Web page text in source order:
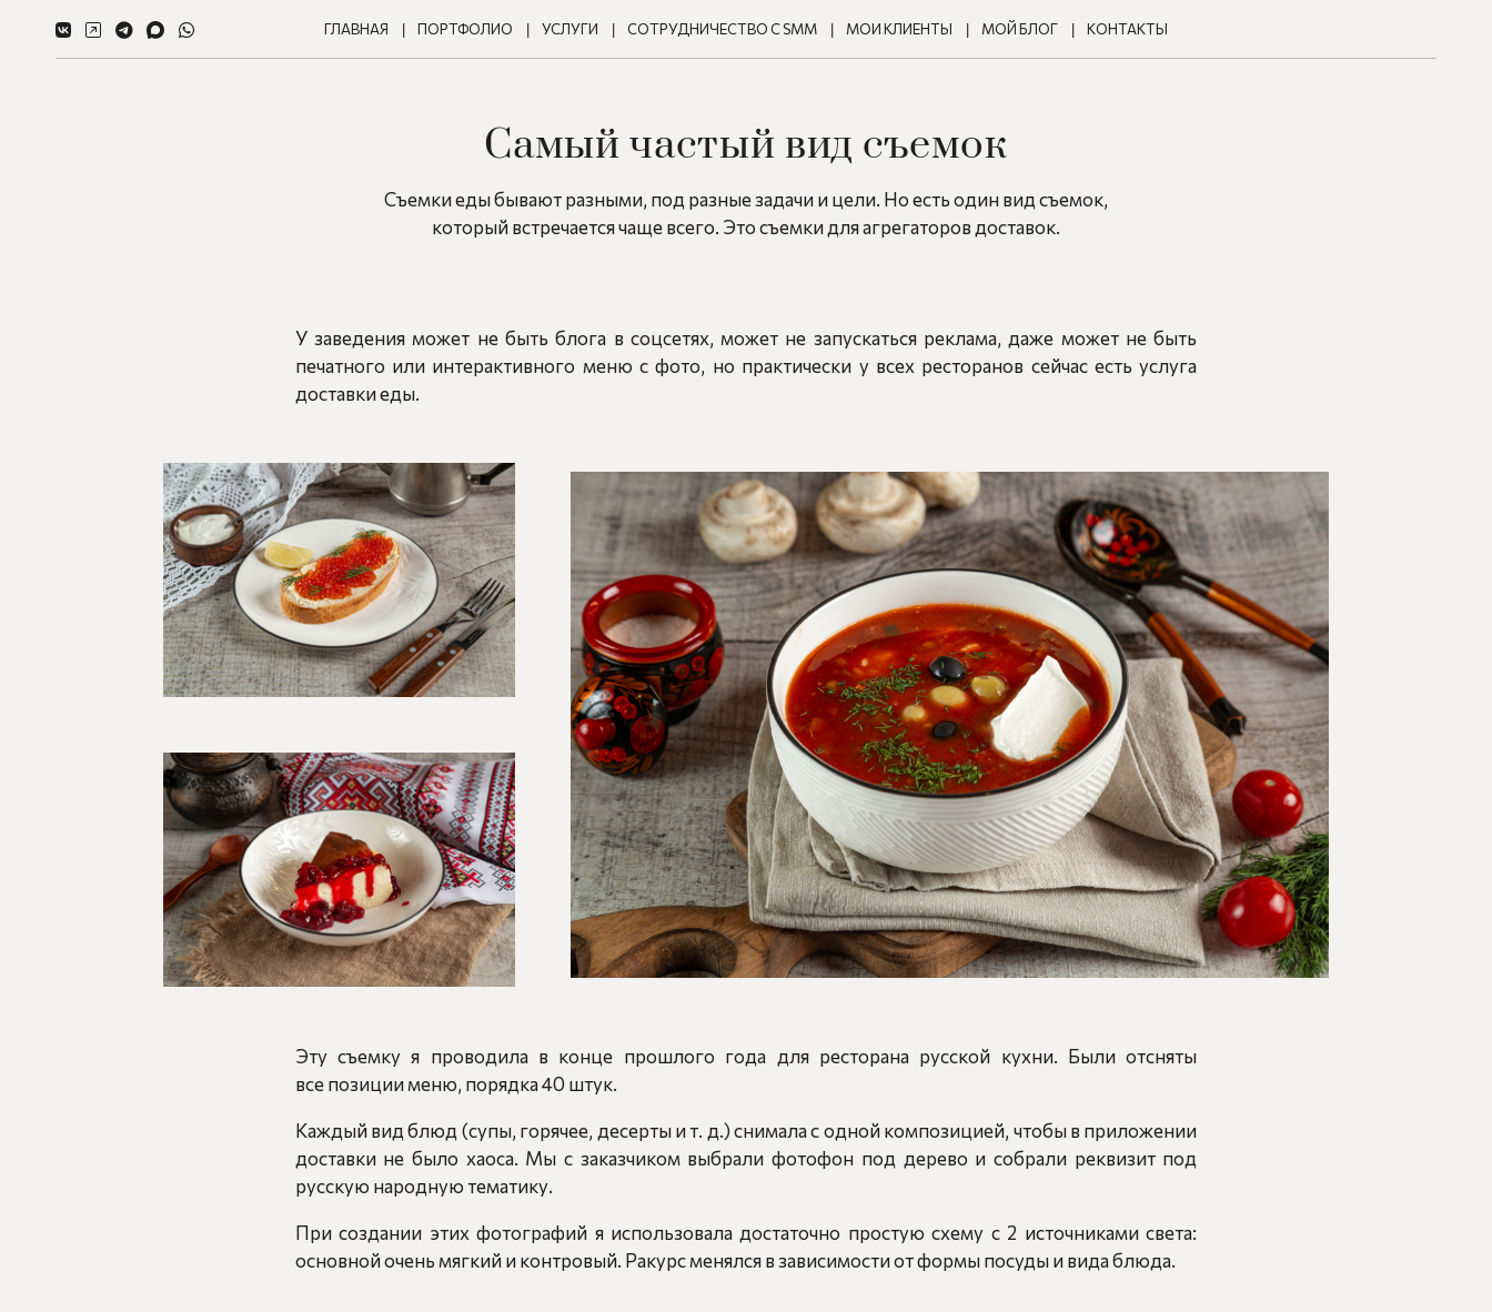
ГЛАВНАЯ ПОРТФОЛИО УСЛУГИ СОТРУДНИЧЕСТВО С SMM МОИ КЛИЕНТЫ МОЙ БЛОГ КОНТАКТЫ
Самый частый вид съемок
Съемки еды бывают разными, под разные задачи и цели. Но есть один вид съемок,
который встречается чаще всего. Это съемки для агрегаторов доставок.
У заведения может не быть блога в соцсетях, может не запускаться реклама, даже может не быть
печатного или интерактивного меню с фото, но практически у всех ресторанов сейчас есть услуга
доставки еды.
Эту съемку я проводила в конце прошлого года для ресторана русской кухни. Были отсняты
все позиции меню, порядка 40 штук.
Каждый вид блюд (супы, горячее, десерты и т. д.) снимала с одной композицией, чтобы в приложении
доставки не было хаоса. Мы с заказчиком выбрали фотофон под дерево и собрали реквизит под
русскую народную тематику.
При создании этих фотографий я использовала достаточно простую схему с 2 источниками света:
основной очень мягкий и контровый. Ракурс менялся в зависимости от формы посуды и вида блюда.